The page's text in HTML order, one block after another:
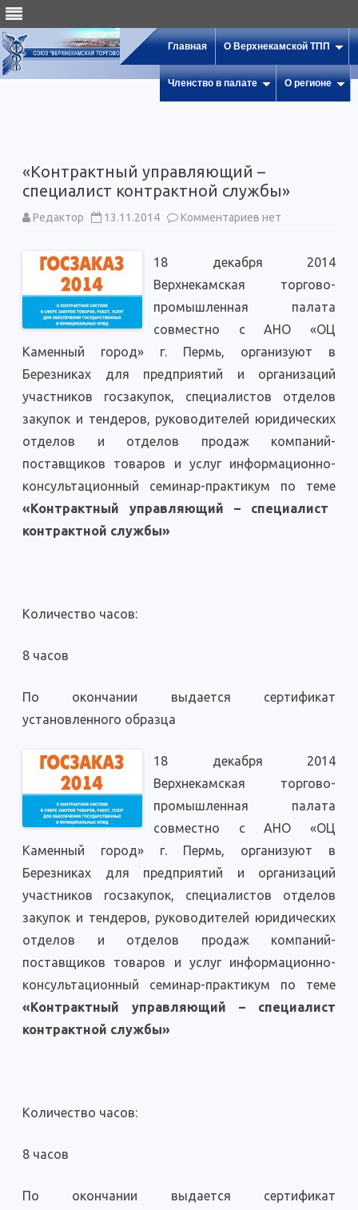
Главная О Верхнекамской ТПП
Членство в палате О регионе
«Контрактный управляющий –
специалист контрактной службы»
Редактор 13.11.2014 Комментариев к
–
контрактной
службы»
нет
18 декабря 2014
Верхнекамская торгово-
промышленная палата
совместно с АНО «ОЦ
Каменный город» г. Пермь, организуют в
Березниках для предприятий и организаций
участников госзакупок, специалистов отделов
закупок и тендеров, руководителей юридических
отделов и отделов продаж компаний-
поставщиков товаров и услуг информационно-
консультационный семинар-практикум по теме
«Контрактный управляющий – специалист
контрактной службы»
Количество часов:
8 часов
По окончании выдается сертификат
установленного образца
18 декабря 2014
Верхнекамская торгово-
промышленная палата
совместно с АНО «ОЦ
Каменный город» г. Пермь, организуют в
Березниках для предприятий и организаций
участников госзакупок, специалистов отделов
закупок и тендеров, руководителей юридических
отделов и отделов продаж компаний-
поставщиков товаров и услуг информационно-
консультационный семинар-практикум по теме
«Контрактный управляющий – специалист
контрактной службы»
Количество часов:
8 часов
По окончании выдается сертификат